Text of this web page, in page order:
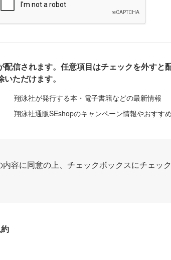
信されます。任意項目はチェックを外すと
ただけます。
翔泳社が発行する本・電子書籍などの最新情報
翔泳社通販SEshopのキャンペーン情報やおすす
容に同意の上、チェックボックスにチェッ